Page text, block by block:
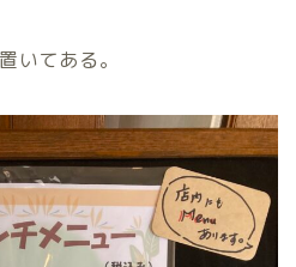
いてある。